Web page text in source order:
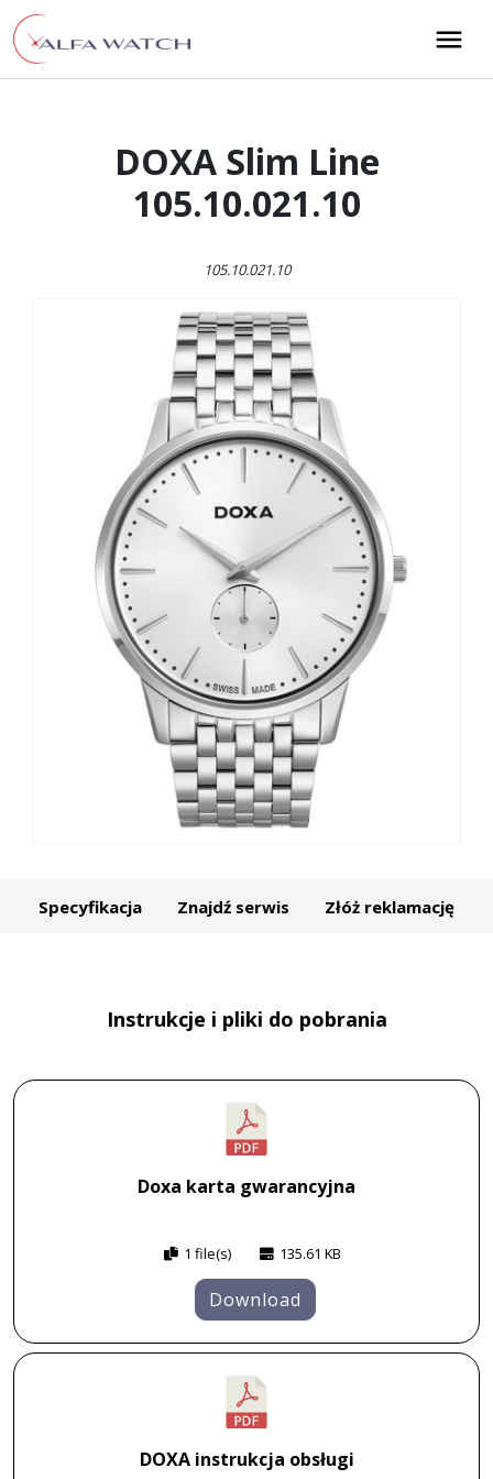
Przejdź do treści
Main Navigation
DOXA Slim Line
105.10.021.10
105.10.021.10
Specyfikacja Znajdź serwis Złóż reklamację
Instrukcje i pliki do pobrania
Doxa karta gwarancyjna
1 file(s) 135.61 KB
Download
DOXA instrukcja obsługi